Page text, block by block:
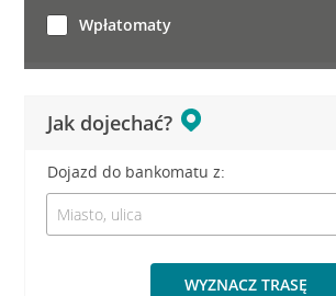
Jak dojechać?
Dojazd do bankomatu z:
WYZNACZ TRASĘ
Wpłatomaty